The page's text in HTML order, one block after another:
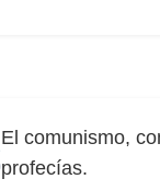
El comunismo,
profecías.